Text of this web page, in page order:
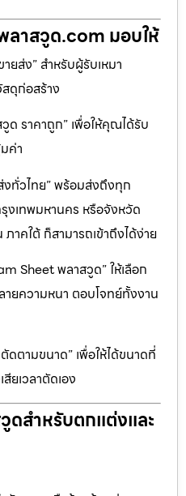
ลาสวูด.com มอบให้
ยส่ง” สำหรับผู้รับเหมา
ดุก่อสร้าง
ด ราคาถูก” เพื่อให้คุณได้รับ
ค่า
ทั่วไทย” พร้อมส่งถึงทุก
งเทพมหานคร หรือจังหวัด
าคใต้ ก็สามารถเข้าถึงได้ง่าย
Sheet พลาสวูด” ให้เลือก
ายความหนา ตอบโจทย์ทั้งงาน
ตามขนาด” เพื่อให้ได้ขนาดที่
ยเวลาตัดเอง
ดสำหรับตกแต่งและ